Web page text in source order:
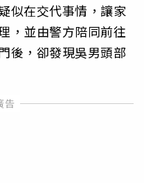
似在交代事情，讓家
，並由警方陪同前往
後，卻發現吳男頭部